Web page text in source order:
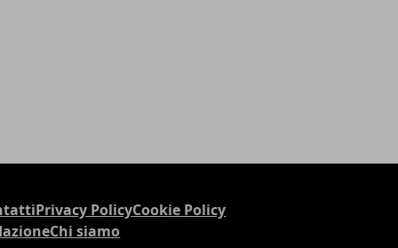
Privacy PolicyCookie Policy
Chi siamo